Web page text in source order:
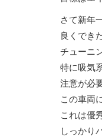
さて新年
良くでき
チューニ
特に吸気
注意が必
この車両
これは優
しっかり